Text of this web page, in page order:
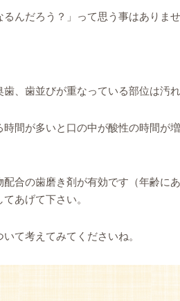
るんだろう？」って思う事はありま
、歯並びが重なっている部位は汚
間が多いと口の中が酸性の時間が
合の歯磨き剤が有効です（年齢に
あげて下さい。
て考えてみてくださいね。